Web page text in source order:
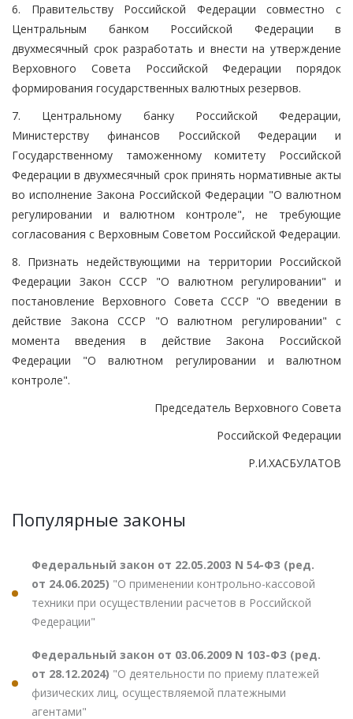
6. Правительству Российской Федерации совместно с
Центральным банком Российской Федерации в
двухмесячный срок разработать и внести на утверждение
Верховного Совета Российской Федерации порядок
формирования государственных валютных резервов.
7. Центральному банку Российской Федерации,
Министерству финансов Российской Федерации и
Государственному таможенному комитету Российской
Федерации в двухмесячный срок принять нормативные акты
во исполнение Закона Российской Федерации "О валютном
регулировании и валютном контроле", не требующие
согласования с Верховным Советом Российской Федерации.
8. Признать недействующими на территории Российской
Федерации Закон СССР "О валютном регулировании" и
постановление Верховного Совета СССР "О введении в
действие Закона СССР "О валютном регулировании" с
момента введения в действие Закона Российской
Федерации "О валютном регулировании и валютном
контроле".
Председатель Верховного Совета
Российской Федерации
Р.И.ХАСБУЛАТОВ
Популярные законы
Федеральный закон от 22.05.2003 N 54-ФЗ (ред.
от 24.06.2025) "О применении контрольно-кассовой
техники при осуществлении расчетов в Российской
Федерации"
Федеральный закон от 03.06.2009 N 103-ФЗ (ред.
от 28.12.2024) "О деятельности по приему платежей
физических лиц, осуществляемой платежными
агентами"